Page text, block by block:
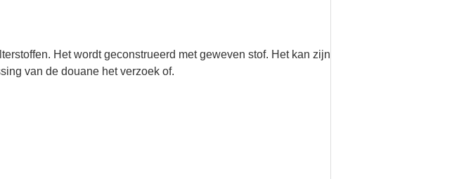
Het wordt geconstrueerd met geweven stof. Het kan zijn
van de douane het verzoek of.